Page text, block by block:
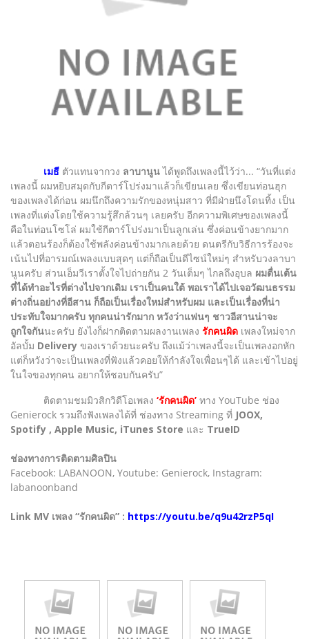
เมธี ตัวแทนจากวง ลาบานูนได้พูดถึงเพลงนี้ไว้ว่า... “วันที่แต่ง
เพลงนี้ ผมหยิบสมุดกับกีตาร์โปร่งมาแล้วก็เขียนเลย ซึ่งเขียนท่อนฮุก
ของเพลงได้ก่อน ผมนึกถึงความรักของหนุ่มสาว ที่มีฝ่ายนึงโดนทิ้ง เป็น
เพลงที่แต่งโดยใช้ความรู้สึกล้วนๆ เลยครับ อีกความพิเศษของเพลงนี้
คือในท่อนโซโล่ ผมใช้กีตาร์โปร่งมาเป็นลูกเล่น ซึ่งค่อนข้างยากมาก
แล้วตอนร้องก็ต้องใช้พลังค่อนข้างมากเลยด้วย ดนตรีกับวิธีการร้องจะ
เน้นไปที่อารมณ์เพลงแบบสุดๆ แต่ก็ถือเป็นดีไซน์ใหม่ๆ สำหรับวงลาบา
นูนครับ ส่วนเอ็มวีเราตั้งใจไปถ่ายกัน 2 วันเต็มๆ ไกลถึงอุบล ผมตื่นเต้น
ที่ได้ทำอะไรที่ต่างไปจากเดิม เราเป็นคนใต้ พอเราได้ไปเจอวัฒนธรรม
ต่างถิ่นอย่างที่อีสาน ก็ถือเป็นเรื่องใหม่สำหรับผม และเป็นเรื่องที่น่า
ประทับใจมากครับ ทุกคนน่ารักมาก หวังว่าแฟนๆ ชาวอีสานน่าจะ
ถูกใจกันนะครับ ยังไงก็ฝากติดตามผลงานเพลง รักคนผิด เพลงใหม่จาก
อัลบั้ม Delivery ของเราด้วยนะครับ ถึงแม้ว่าเพลงนี้จะเป็นเพลงอกหัก
แต่ก็หวังว่าจะเป็นเพลงที่ฟังแล้วคอยให้กำลังใจเพื่อนๆได้ และเข้าไปอยู่
ในใจของทุกคน อยากให้ชอบกันครับ”
ติดตามชมมิวสิกวิดีโอเพลง ‘รักคนผิด’ ทาง YouTube ช่อง
Genierock รวมถึงฟังเพลงได้ที่ ช่องทาง Streaming ที่ JOOX,
Spotify , Apple Music, iTunes Store และ TrueID
ช่องทางการติดตามศิลปิน
Facebook: LABANOON, Youtube: Genierock, Instagram:
labanoonband
Link MV เพลง “รักคนผิด” : https://youtu.be/q9u42rzP5qI